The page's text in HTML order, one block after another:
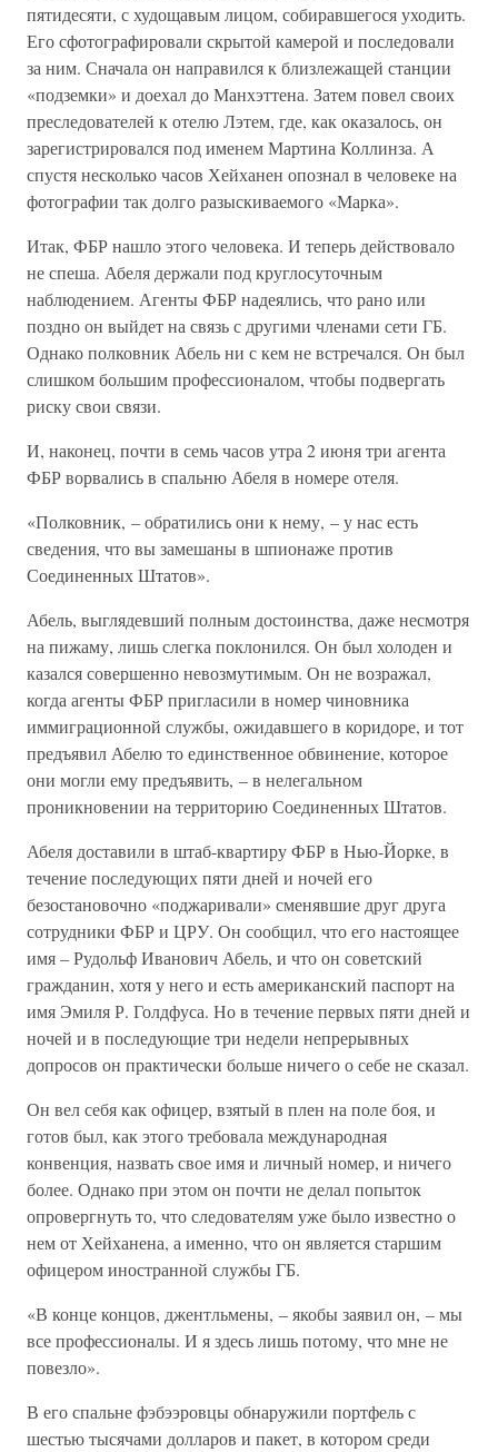
пятидесяти, с худощавым лицом, собиравшегося уходить.
Его сфотографировали скрытой камерой и последовали
за ним. Сначала он направился к близлежащей станции
«подземки» и доехал до Манхэттена. Затем повел своих
преследователей к отелю Лэтем, где, как оказалось, он
зарегистрировался под именем Мартина Коллинза. А
спустя несколько часов Хейханен опознал в человеке на
фотографии так долго разыскиваемого «Марка».
Итак, ФБР нашло этого человека. И теперь действовало
не спеша. Абеля держали под круглосуточным
наблюдением. Агенты ФБР надеялись, что рано или
поздно он выйдет на связь с другими членами сети ГБ.
Однако полковник Абель ни с кем не встречался. Он был
слишком большим профессионалом, чтобы подвергать
риску свои связи.
И, наконец, почти в семь часов утра 2 июня три агента
ФБР ворвались в спальню Абеля в номере отеля.
«Полковник, – обратились они к нему, – у нас есть
сведения, что вы замешаны в шпионаже против
Соединенных Штатов».
Абель, выглядевший полным достоинства, даже несмотря
на пижаму, лишь слегка поклонился. Он был холоден и
казался совершенно невозмутимым. Он не возражал,
когда агенты ФБР пригласили в номер чиновника
иммиграционной службы, ожидавшего в коридоре, и тот
предъявил Абелю то единственное обвинение, которое
они могли ему предъявить, – в нелегальном
проникновении на территорию Соединенных Штатов.
Абеля доставили в штаб-квартиру ФБР в Нью-Йорке, в
течение последующих пяти дней и ночей его
безостановочно «поджаривали» сменявшие друг друга
сотрудники ФБР и ЦРУ. Он сообщил, что его настоящее
имя – Рудольф Иванович Абель, и что он советский
гражданин, хотя у него и есть американский паспорт на
имя Эмиля Р. Голдфуса. Но в течение первых пяти дней и
ночей и в последующие три недели непрерывных
допросов он практически больше ничего о себе не сказал.
Он вел себя как офицер, взятый в плен на поле боя, и
готов был, как этого требовала международная
конвенция, назвать свое имя и личный номер, и ничего
более. Однако при этом он почти не делал попыток
опровергнуть то, что следователям уже было известно о
нем от Хейханена, а именно, что он является старшим
офицером иностранной службы ГБ.
«В конце концов, джентльмены, – якобы заявил он, – мы
все профессионалы. И я здесь лишь потому, что мне не
повезло».
В его спальне фэбээровцы обнаружили портфель с
шестью тысячами долларов и пакет, в котором среди